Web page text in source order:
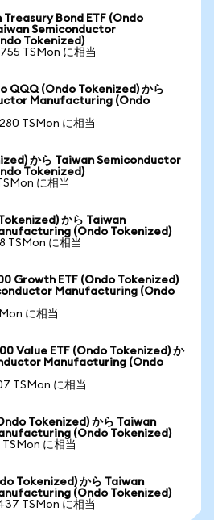
Bond ETF (Ondo
Semiconductor
Tokenized)
TSMon に相当
QQQ (Ondo Tokenized) から
Manufacturing (Ondo
TSMon に相当
から Taiwan Semiconductor
Tokenized)
に相当
から Taiwan
(Ondo Tokenized)
TSMon に相当
Growth ETF (Ondo Tokenized)
Manufacturing (Ondo
に相当
Value ETF (Ondo Tokenized) か
Manufacturing (Ondo
TSMon に相当
Tokenized) から Taiwan
(Ondo Tokenized)
TSMon に相当
Tokenized) から Taiwan
(Ondo Tokenized)
TSMon に相当